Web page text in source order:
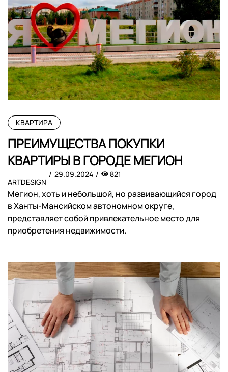
КВАРТИРА
ПРЕИМУЩЕСТВА ПОКУПКИ
КВАРТИРЫ В ГОРОДЕ МЕГИОН
ARTDESIGN
29.09.2024 821
Мегион, хоть и небольшой, но развивающийся город
в Ханты-Мансийском автономном округе,
представляет собой привлекательное место для
приобретения недвижимости.